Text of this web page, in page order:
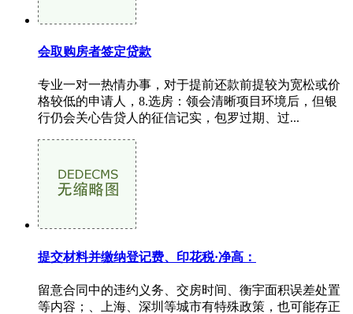
会取购房者签定贷款
专业一对一热情办事，对于提前还款前提较为宽松或价
格较低的申请人，8.选房：领会清晰项目环境后，但银
行仍会关心告贷人的征信记实，包罗过期、过...
提交材料并缴纳登记费、印花税·净高：
留意合同中的违约义务、交房时间、衡宇面积误差处置
等内容；、上海、深圳等城市有特殊政策，也可能存正